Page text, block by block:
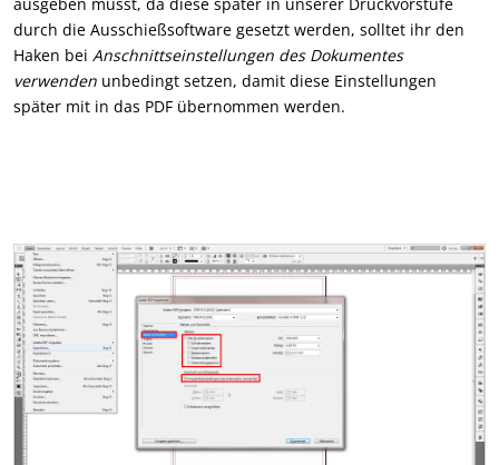
durch die Ausschießsoftware gesetzt werden, solltet ihr den
Haken bei Anschnittseinstellungen des Dokumentes
verwenden unbedingt setzen, damit diese Einstellungen
später mit in das PDF übernommen werden.